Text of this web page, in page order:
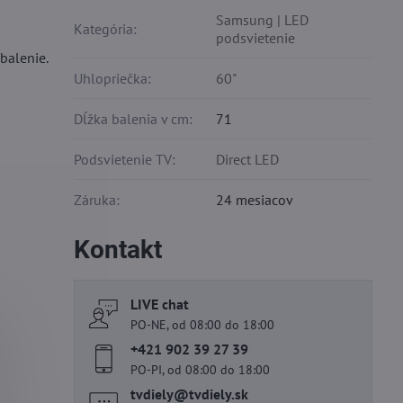
Kategória:
Samsung | LED
podsvietenie
Uhlopriečka: 60"
Dĺžka balenia v cm: 71
Podsvietenie TV: Direct LED
Záruka: 24 mesiacov
Kontakt
LIVE chat
PO-NE, od 08:00 do 18:00
+421 902 39 27 39
PO-PI, od 08:00 do 18:00
tvdiely​@tvdiely​.sk